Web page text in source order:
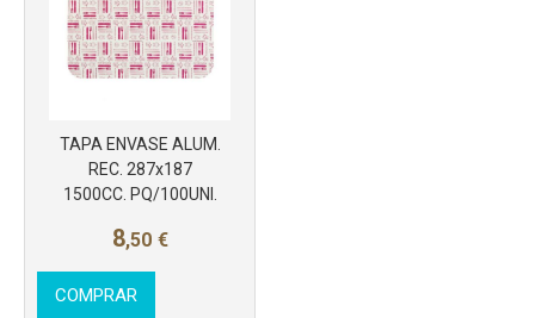
TAPA ENVASE ALUM.
REC. 287x187
1500CC. PQ/100UNI.
8,50 €
COMPRAR